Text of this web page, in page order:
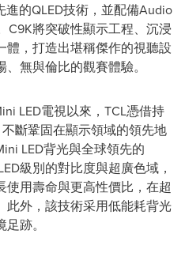
的QLED技術，並配備Audio
C9K將突破性顯示工程、沉浸
，打造出堪稱傑作的視聽設
無與倫比的觀賽體驗。
LED電視以來，TCL憑借持
斷鞏固在顯示領域的領先地
LED背光與全球領先的
級別的對比度與超廣色域，
用壽命與更高性價比，在超
此外，該技術采用低能耗背光
跡。